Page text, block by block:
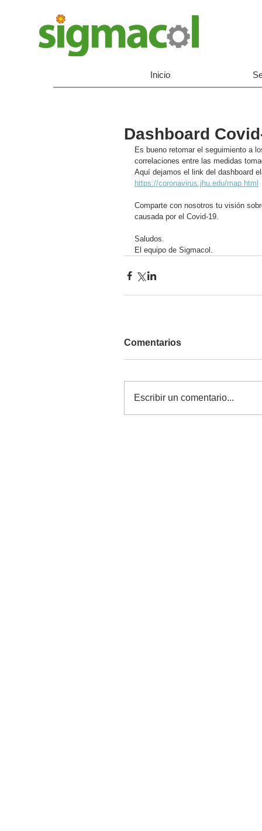
Inicio
Dashboard
Es bueno retomar el seguimiento a
correlaciones entre las medidas
Aquí dejamos el link del dashboard
https://coronavirus.jhu.edu/map.html
Comparte con nosotros tu visión
causada por el Covid-19.
Saludos.
El equipo de Sigmacol.
Comentarios
Escribir un comentario...